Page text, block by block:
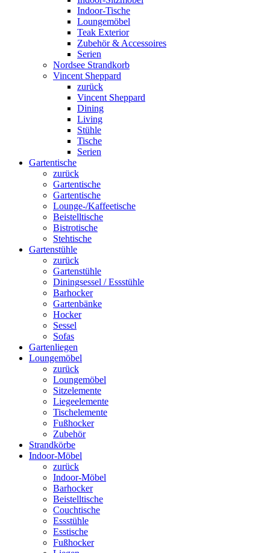
Indoor-Tische
Loungemöbel
Teak Exterior
Zubehör & Accessoires
Serien
Nordsee Strandkorb
Vincent Sheppard
zurück
Vincent Sheppard
Dining
Living
Stühle
Tische
Serien
Gartentische
zurück
Gartentische
Gartentische
Lounge-/Kaffeetische
Beistelltische
Bistrotische
Stehtische
Gartenstühle
zurück
Gartenstühle
Diningsessel / Essstühle
Barhocker
Gartenbänke
Hocker
Sessel
Sofas
Gartenliegen
Loungemöbel
zurück
Loungemöbel
Sitzelemente
Liegeelemente
Tischelemente
Fußhocker
Zubehör
Strandkörbe
Indoor-Möbel
zurück
Indoor-Möbel
Barhocker
Beistelltische
Couchtische
Essstühle
Esstische
Fußhocker